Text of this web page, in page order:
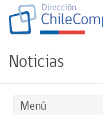
Noticias
Menú